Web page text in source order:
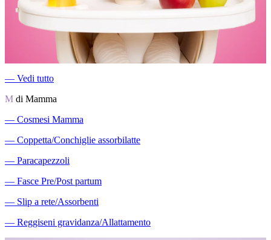
― Vedi tutto
M di Mamma
― Cosmesi Mamma
― Coppetta/Conchiglie assorbilatte
― Paracapezzoli
― Fasce Pre/Post partum
― Slip a rete/Assorbenti
― Reggiseni gravidanza/Allattamento